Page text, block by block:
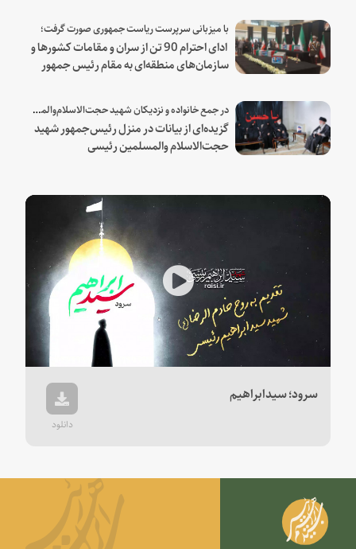
با میزبانی سرپرست ریاست جمهوری صورت گرفت؛
ادای احترام 90 تن از سران و مقامات کشورها و
سازمان‌های منطقه‌ای به مقام رئیس جمهور
در جمع خانواده و نزدیکان شهید حجت‌الاسلام‌والمسلمین رئیسی:
گزیده‌ای از بیانات در منزل رئیس‌جمهور شهید
حجت‌الاسلام والمسلمین رئیسی
Play
Video
سرود؛ سیدابراهیم
دانلود